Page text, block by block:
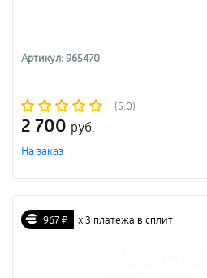
Артикул: 965470
(5.0)
2 700 руб.
На заказ
967 ₽ х 3 платежа в сплит